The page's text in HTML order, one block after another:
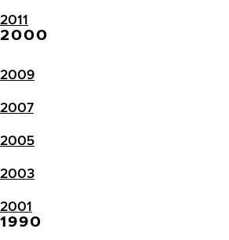
2011
2000
2009
2007
2005
2003
2001
1990